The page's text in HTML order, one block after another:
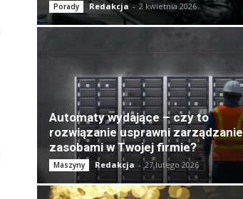
Porady Redakcja - 2 kwietnia 2026
Automaty wydające – czy to
rozwiązanie usprawni zarządzanie
zasobami w Twojej firmie?
Maszyny Redakcja - 27 lutego 2026